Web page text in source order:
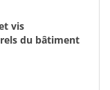
vis
du bâtiment